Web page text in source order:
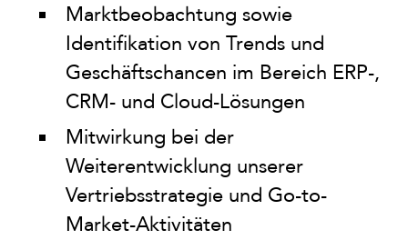
Marktbeobachtung sowie
Identifikation von Trends und
Geschäftschancen im Bereich ERP-,
CRM- und Cloud-Lösungen
Mitwirkung bei der
Weiterentwicklung unserer
Vertriebsstrategie und Go-to-
Market-Aktivitäten